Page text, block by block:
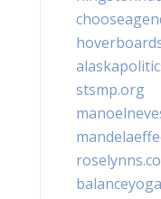
stsmp.org